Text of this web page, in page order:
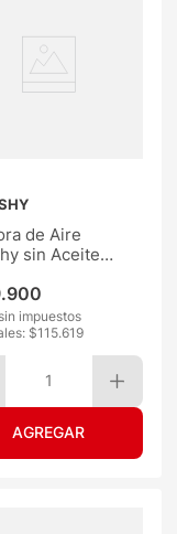
de Aire
sin Aceite
.900
impuestos
$115.619
1